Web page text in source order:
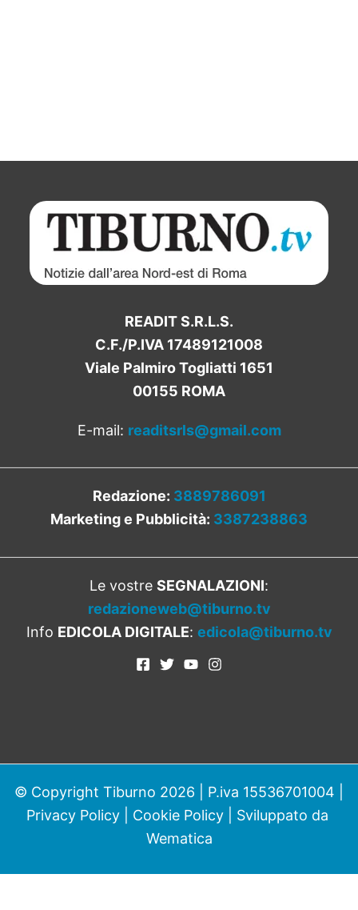
READIT S.R.L.S.
C.F./P.IVA 17489121008
Viale Palmiro Togliatti 1651
00155 ROMA
E-mail: readitsrls@gmail.com
Redazione: 3889786091
Marketing e Pubblicità: 3387238863
Le vostre SEGNALAZIONI:
redazioneweb@tiburno.tv
Info EDICOLA DIGITALE: edicola@tiburno.tv
© Copyright Tiburno 2026 | P.iva 15536701004 |
Privacy Policy| Cookie Policy| Sviluppato da
Wematica